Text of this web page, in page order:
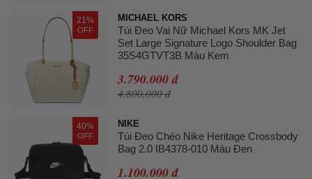
21%
OFF
MICHAEL KORS
Túi Đeo Vai Nữ Michael Kors MK Jet
Set Large Signature Logo Shoulder Bag
35S4GTVT3B Màu Kem
3.790.000 đ
4.800.000 đ
40%
OFF
NIKE
Túi Đeo Chéo Nike Heritage Crossbody
Bag 2.0 IB4378-010 Màu Đen
1.100.000 đ